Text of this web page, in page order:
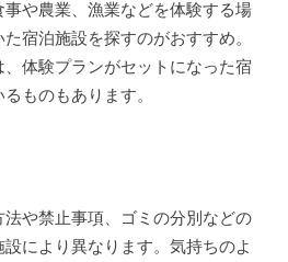
や農業、漁業などを体験する場
宿泊施設を探すのがおすすめ。
体験プランがセットになった宿
ものもあります。
や禁止事項、ゴミの分別などの
により異なります。気持ちのよ